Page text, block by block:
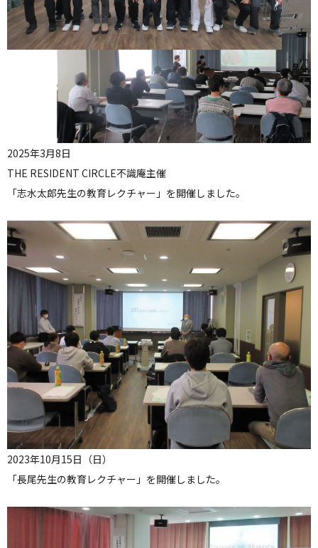
2025年3月8日
THE RESIDENT CIRCLE不識庵主催
「志水太郎先生の教育レクチャー」を開催しました。
2023年10月15日（日）
「長尾先生の教育レクチャー」を開催しました。